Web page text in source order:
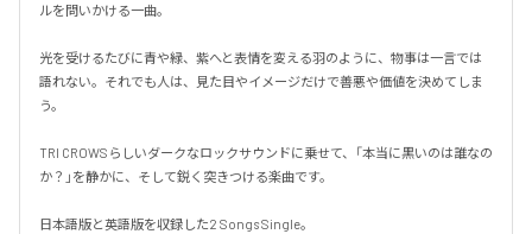
ルを問いかける一曲。
光を受けるたびに青や緑、紫へと表情を変える羽のように、物事は一言では
語れない。それでも人は、見た目やイメージだけで善悪や価値を決めてしま
う。
TRI CROWSらしいダークなロックサウンドに乗せて、「本当に黒いのは誰なの
か？」を静かに、そして鋭く突きつける楽曲です。
日本語版と英語版を収録した2 Songs Single。